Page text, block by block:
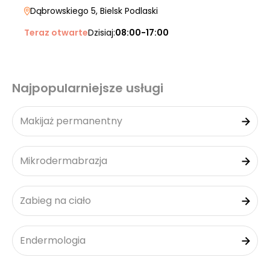
Dąbrowskiego 5, Bielsk Podlaski
Teraz otwarteDzisiaj:08:00-17:00
Najpopularniejsze usługi
Makijaż permanentny
Mikrodermabrazja
Zabieg na ciało
Endermologia